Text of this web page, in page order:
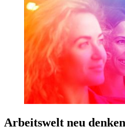
Arbeitswelt neu